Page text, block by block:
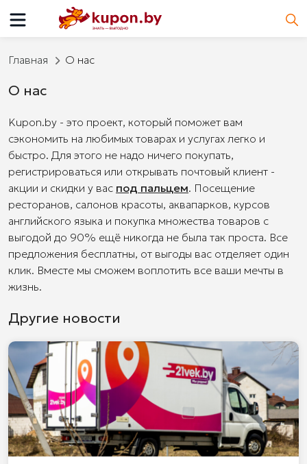
Главная О нас
О нас
Kupon.by - это проект, который поможет вам
сэкономить на любимых товарах и услугах легко и
быстро. Для этого не надо ничего покупать,
регистрироваться или открывать почтовый клиент -
акции и скидки у вас под пальцем. Посещение
ресторанов, салонов красоты, аквапарков, курсов
английского языка и покупка множества товаров с
выгодой до 90% ещё никогда не была так проста. Все
предложения бесплатны, от выгоды вас отделяет один
клик. Вместе мы сможем воплотить все ваши мечты в
жизнь.
Другие новости